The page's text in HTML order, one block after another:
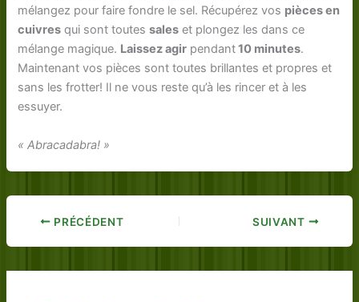
mélangez pour faire fondre le sel. Récupérez vos pièces en
cuivres qui sont toutessales et plongez les dans ce
mélange magique. Laissez agir pendant10 minutes.
Maintenant vos pièces sont toutes brillantes et propres et
sans les frotter! Il ne vous reste qu’à les rincer et à les
essuyer.
« Abracadabra! »
PRÉCÉDENT SUIVANT